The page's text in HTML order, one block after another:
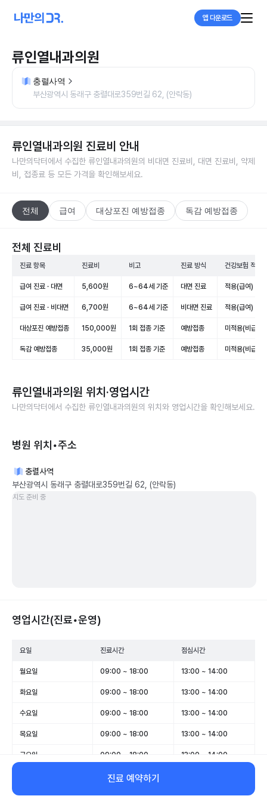
앱 다운로드
류인열내과의원
충렬사역
부산광역시 동래구 충렬대로359번길 62, (안락동)
류인열내과의원 진료비 안내
나만의닥터에서 수집한 류인열내과의원의 비대면 진료비, 대면 진료비, 약제
비, 접종료 등 모든 가격을 확인해보세요.
전체 급여 대상포진 예방접종 독감 예방접종
전체 진료비
진료 항목 진료비 비고 진료 방식 건강보험 적용
급여 진료 · 대면 5,600원 6~64세 기준 대면 진료 적용(급여)
급여 진료 · 비대면 6,700원 6~64세 기준 비대면 진료 적용(급여)
대상포진 예방접종 150,000원 1회 접종 기준 예방접종 미적용(비급여)
독감 예방접종 35,000원 1회 접종 기준 예방접종 미적용(비급여)
류인열내과의원 위치·영업시간
나만의닥터에서 수집한 류인열내과의원의 위치와 영업시간을 확인해보세요.
병원 위치•주소
충렬사역
부산광역시 동래구 충렬대로359번길 62, (안락동)
지도 준비 중
영업시간(진료•운영)
요일 진료시간 점심시간
월요일 09:00 ~ 18:00 13:00 ~ 14:00
화요일 09:00 ~ 18:00 13:00 ~ 14:00
수요일 09:00 ~ 18:00 13:00 ~ 14:00
목요일 09:00 ~ 18:00 13:00 ~ 14:00
금요일 09:00 ~ 18:00 13:00 ~ 14:00
09:00 ~ 13:00
일요일 휴무 -
진료 예약하기